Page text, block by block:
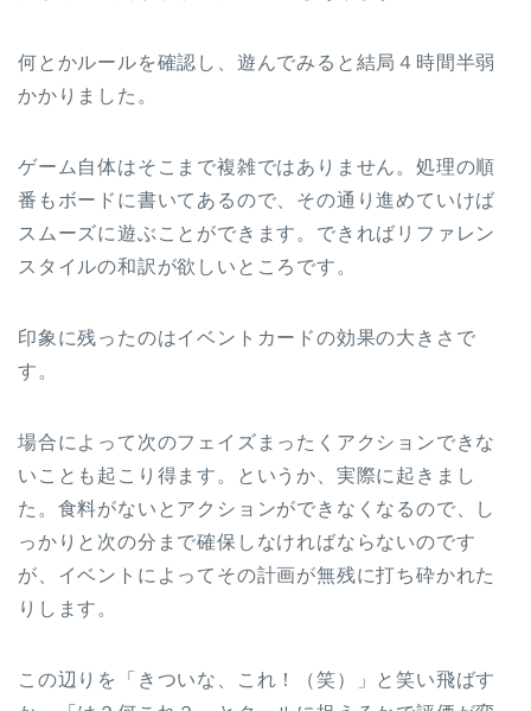
何とかルールを確認し、遊んでみると結局４時間半弱
かかりました。
ゲーム自体はそこまで複雑ではありません。処理の順
番もボードに書いてあるので、その通り進めていけば
スムーズに遊ぶことができます。できればリファレン
スタイルの和訳が欲しいところです。
印象に残ったのはイベントカードの効果の大きさで
す。
場合によって次のフェイズまったくアクションできな
いことも起こり得ます。というか、実際に起きまし
た。食料がないとアクションができなくなるので、し
っかりと次の分まで確保しなければならないのです
が、イベントによってその計画が無残に打ち砕かれた
りします。
この辺りを「きついな、これ！（笑）」と笑い飛ばす